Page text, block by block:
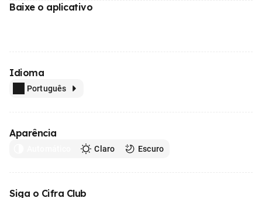
Baixe o aplicativo
Idioma
Português
Aparência
Claro Escuro
Siga o Cifra Club